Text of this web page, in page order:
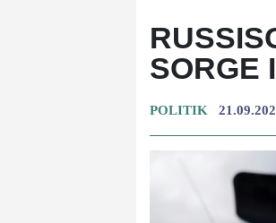
SORGE
POLITIK